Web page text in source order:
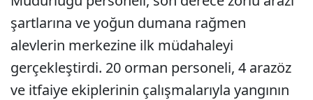
şartlarına ve yoğun dumana rağmen
alevlerin merkezine ilk müdahaleyi
gerçekleştirdi. 20 orman personeli, 4 arazöz
ve itfaiye ekiplerinin çalışmalarıyla yangının